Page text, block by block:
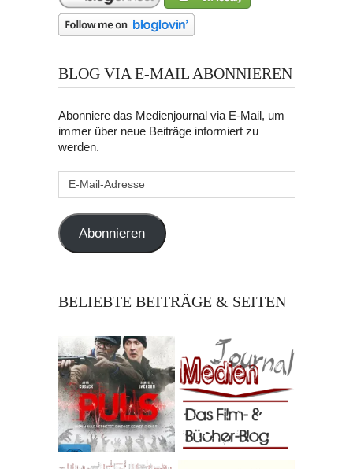
BLOG VIA E-MAIL ABONNIEREN
Abonniere das Medienjournal via E-Mail, um
immer über neue Beiträge informiert zu
werden.
Abonnieren
BELIEBTE BEITRÄGE & SEITEN